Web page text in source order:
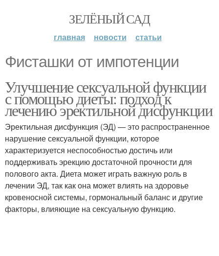
ЗЕЛЁНЫЙ САД
главная новости статьи
Фисташки от импотенции
Улучшение сексуальной функции
с помощью диеты: подход к
лечению эректильной дисфункции
Эректильная дисфункция (ЭД) — это распространенное
нарушение сексуальной функции, которое
характеризуется неспособностью достичь или
поддерживать эрекцию достаточной прочности для
полового акта. Диета может играть важную роль в
лечении ЭД, так как она может влиять на здоровье
кровеносной системы, гормональный баланс и другие
факторы, влияющие на сексуальную функцию.